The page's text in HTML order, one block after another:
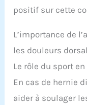
positif sur cette
L’importance de
les douleurs
Le rôle du sport
En cas de hernie
aider à soulager